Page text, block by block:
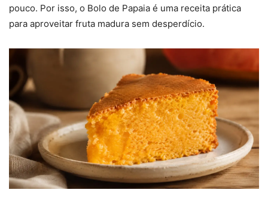
pouco. Por isso, o Bolo de Papaia é uma receita prática
para aproveitar fruta madura sem desperdício.